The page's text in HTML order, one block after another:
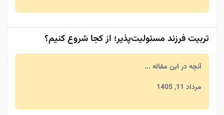
تربیت فرزند مسئولیت‌پذیر؛ از کجا شروع کنیم؟
آنچه در این مقاله ...
مرداد 11, 1405